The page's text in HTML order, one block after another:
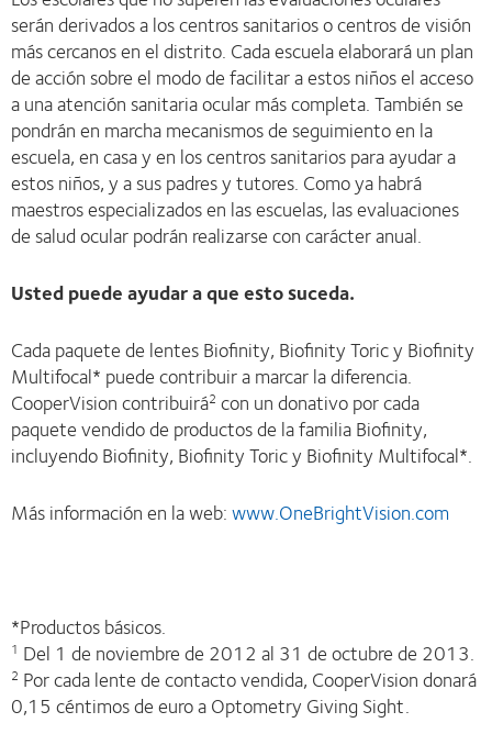
serán derivados a los centros sanitarios o centros de visión
más cercanos en el distrito. Cada escuela elaborará un plan
de acción sobre el modo de facilitar a estos niños el acceso
a una atención sanitaria ocular más completa. También se
pondrán en marcha mecanismos de seguimiento en la
escuela, en casa y en los centros sanitarios para ayudar a
estos niños, y a sus padres y tutores. Como ya habrá
maestros especializados en las escuelas, las evaluaciones
de salud ocular podrán realizarse con carácter anual.
Usted puede ayudar a que esto suceda.
Cada paquete de lentes Biofinity, Biofinity Toric y Biofinity
Multifocal* puede contribuir a marcar la diferencia.
CooperVision contribuirá2 con un donativo por cada
paquete vendido de productos de la familia Biofinity,
incluyendo Biofinity, Biofinity Toric y Biofinity Multifocal*.
Más información en la web:www.OneBrightVision.com
*Productos básicos.
1 Del 1 de noviembre de 2012 al 31 de octubre de 2013.
2 Por cada lente de contacto vendida, CooperVision donará
0,15 céntimos de euro a Optometry Giving Sight.